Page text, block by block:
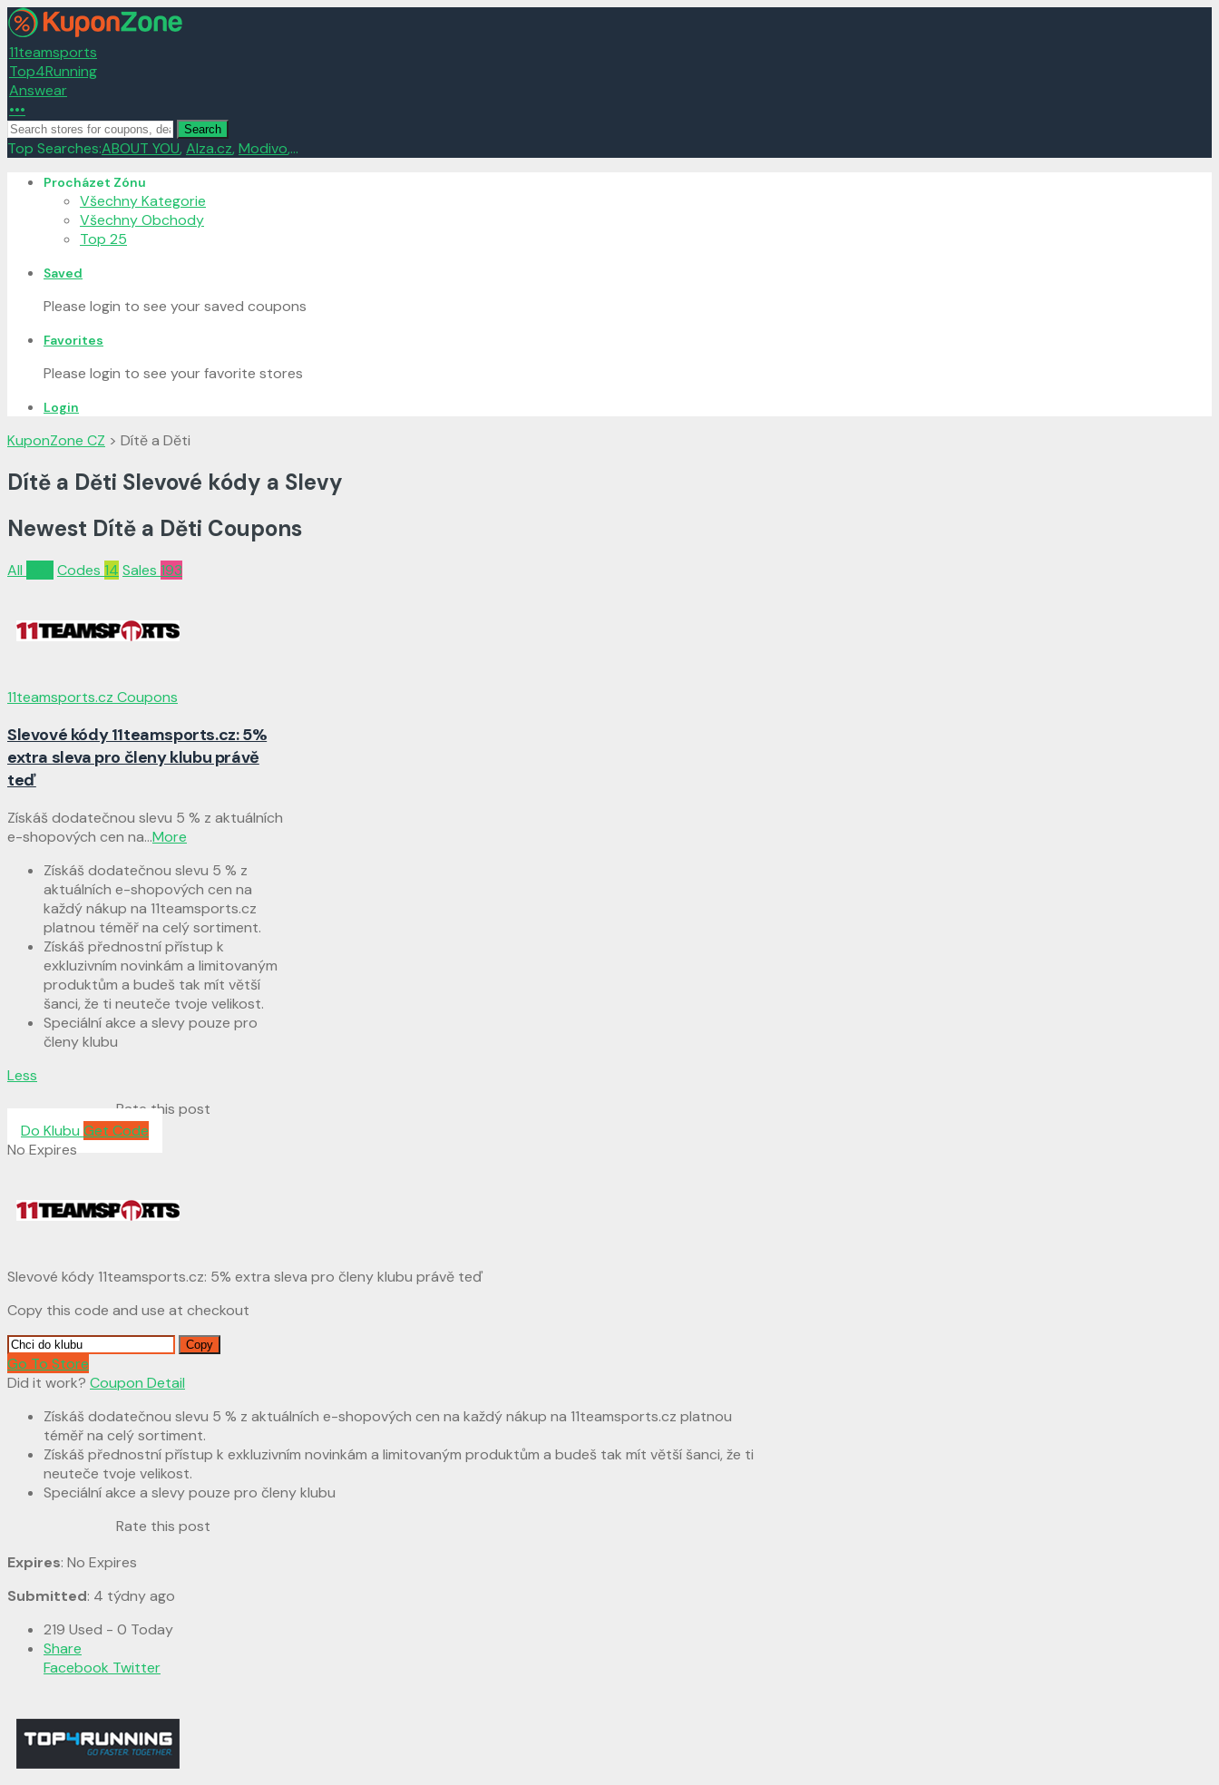
11teamsports
Top4Running
Answear
•••
Search
Top Searches:ABOUT YOU, Alza.cz, Modivo,...
Skip
Procházet Zónu
Všechny Kategorie
Všechny Obchody
Top 25
Saved
Please login to see your saved coupons
Favorites
Please login to see your favorite stores
Login
KuponZone CZ > Dítě a Děti
Dítě a Děti Slevové kódy a Slevy
Newest Dítě a Děti Coupons
All Codes 14 Sales 193
11teamsports.cz Coupons
Slevové kódy 11teamsports.cz: 5%
extra sleva pro členy klubu právě
teď
Získáš dodatečnou slevu 5 % z aktuálních
e-shopových cen na...More
Získáš dodatečnou slevu 5 % z
aktuálních e-shopových cen na
každý nákup na 11teamsports.cz
platnou téměř na celý sortiment.
Získáš přednostní přístup k
exkluzivním novinkám a limitovaným
produktům a budeš tak mít větší
šanci, že ti neuteče tvoje velikost.
Speciální akce a slevy pouze pro
členy klubu
Less
Rate this post
Do Klubu Get Code
No Expires
Slevové kódy 11teamsports.cz: 5% extra sleva pro členy klubu právě teď
Copy this code and use at checkout
Copy
Go To Store
Did it work? Coupon Detail
Získáš dodatečnou slevu 5 % z aktuálních e-shopových cen na každý nákup na 11teamsports.cz platnou
téměř na celý sortiment.
Získáš přednostní přístup k exkluzivním novinkám a limitovaným produktům a budeš tak mít větší šanci, že ti
neuteče tvoje velikost.
Speciální akce a slevy pouze pro členy klubu
Rate this post
Expires: No Expires
Submitted: 4 týdny ago
219 Used - 0 Today
Share
Facebook Twitter